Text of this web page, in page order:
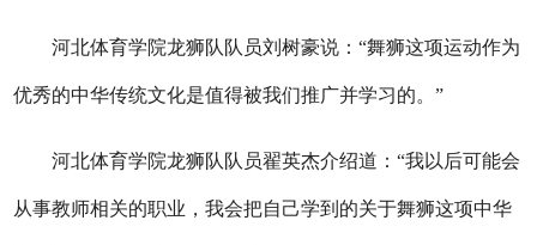
河北体育学院龙狮队队员刘树豪说：“舞狮这项运动作为
优秀的中华传统文化是值得被我们推广并学习的。”
河北体育学院龙狮队队员翟英杰介绍道：“我以后可能会
从事教师相关的职业，我会把自己学到的关于舞狮这项中华